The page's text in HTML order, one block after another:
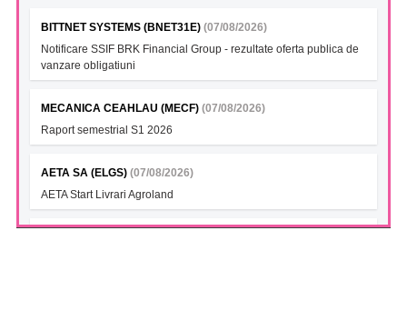
BITTNET SYSTEMS (BNET31E) (07/08/2026)
Notificare SSIF BRK Financial Group - rezultate oferta publica de
vanzare obligatiuni
MECANICA CEAHLAU (MECF) (07/08/2026)
Raport semestrial S1 2026
AETA SA (ELGS) (07/08/2026)
AETA Start Livrari Agroland